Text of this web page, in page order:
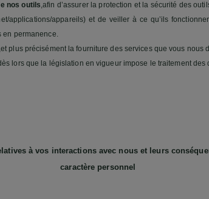
nos outils,afin d’assurer la protection et la sécurité des
applications/appareils) et de veiller à ce qu’ils
en permanence.
et plus précisément la fourniture des services que vous nous
lors que la législation en vigueur impose le traitement des
à vos interactions avec nous et leurs
caractère personnel